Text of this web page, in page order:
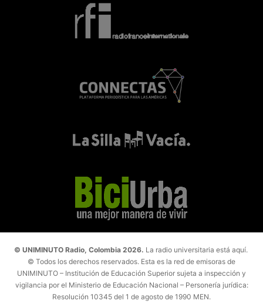
© UNIMINUTO Radio, Colombia 2026. La radio universitaria está aquí.
© Todos los derechos reservados. Esta es la red de emisoras de
UNIMINUTO – Institución de Educación Superior sujeta a inspección y
vigilancia por el Ministerio de Educación Nacional – Personería jurídica:
Resolución 10345 del 1 de agosto de 1990 MEN.